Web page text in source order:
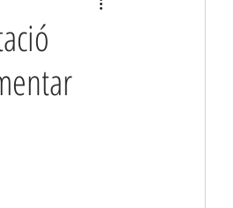
Climàtica i Medi Natural